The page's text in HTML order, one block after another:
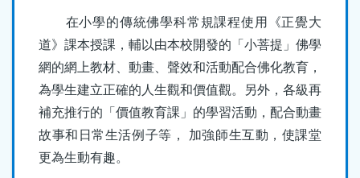
在小學的傳統佛學科常規課程使用《正覺大
道》課本授課，輔以由本校開發的「小菩提」佛學
網的網上教材、動畫、聲效和活動配合佛化教育，
為學生建立正確的人生觀和價值觀。另外，各級再
補充推行的「價值教育課」的學習活動，配合動畫
故事和日常生活例子等， 加強師生互動，使課堂
更為生動有趣。